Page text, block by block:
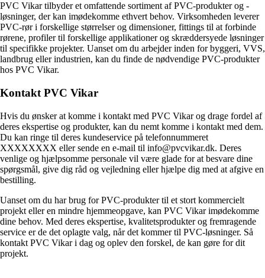
PVC Vikar tilbyder et omfattende sortiment af PVC-produkter og -
løsninger, der kan imødekomme ethvert behov. Virksomheden leverer
PVC-rør i forskellige størrelser og dimensioner, fittings til at forbinde
rørene, profiler til forskellige applikationer og skræddersyede løsninger
til specifikke projekter. Uanset om du arbejder inden for byggeri, VVS,
landbrug eller industrien, kan du finde de nødvendige PVC-produkter
hos PVC Vikar.
Kontakt PVC Vikar
Hvis du ønsker at komme i kontakt med PVC Vikar og drage fordel af
deres ekspertise og produkter, kan du nemt komme i kontakt med dem.
Du kan ringe til deres kundeservice på telefonnummeret
XXXXXXXX eller sende en e-mail til info@pvcvikar.dk. Deres
venlige og hjælpsomme personale vil være glade for at besvare dine
spørgsmål, give dig råd og vejledning eller hjælpe dig med at afgive en
bestilling.
Uanset om du har brug for PVC-produkter til et stort kommercielt
projekt eller en mindre hjemmeopgave, kan PVC Vikar imødekomme
dine behov. Med deres ekspertise, kvalitetsprodukter og fremragende
service er de det oplagte valg, når det kommer til PVC-løsninger. Så
kontakt PVC Vikar i dag og oplev den forskel, de kan gøre for dit
projekt.